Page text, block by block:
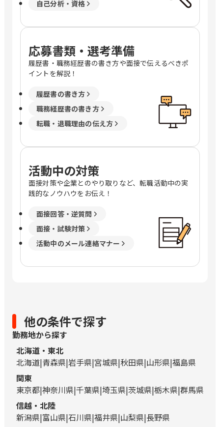
自己分析・資格
応募書類・選考準備
履歴書・職務経歴書の書き方や面接で伝えるべきポ
イントを解説！
履歴書の書き方
職務経歴書の書き方
転職・退職理由の伝え方
活動中の対策
面接対策や企業とのやり取りなど、転職活動中の実
践的なノウハウをお伝え！
面接回答・逆質問
面接・試験対策
活動中のメール連絡マナー
他の条件で探す
勤務地から探す
北海道・東北
北海道 青森県 岩手県 宮城県 秋田県 山形県 福島県
関東
東京都 神奈川県 千葉県 埼玉県 茨城県 栃木県 群馬県
信越・北陸
新潟県 富山県 石川県 福井県 山梨県 長野県